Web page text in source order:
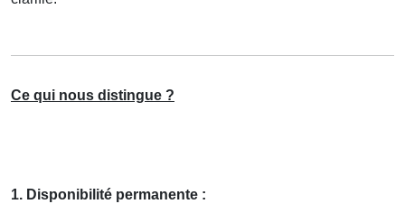
Ce qui nous distingue ?
1. Disponibilité permanente :